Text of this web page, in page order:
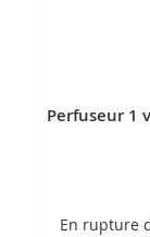
Perfuseur 1
En rupture